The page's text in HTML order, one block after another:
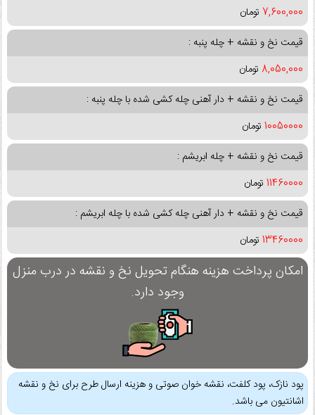
7,600,000 تومان
قیمت نخ و نقشه + چله پنبه :
8,050,000 تومان
قیمت نخ و نقشه + دار آهنی چله کشی شده با چله پنبه :
10050000 تومان
قیمت نخ و نقشه + چله ابریشم :
11460000 تومان
قیمت نخ و نقشه + دار آهنی چله کشی شده با چله ابریشم :
13460000 تومان
امکان پرداخت هزینه هنگام تحویل نخ و نقشه در درب منزل
وجود دارد.
پود نازک، پود کلفت، نقشه خوان صوتی و هزینه ارسال طرح برای نخ و نقشه
اشانتیون می باشد.